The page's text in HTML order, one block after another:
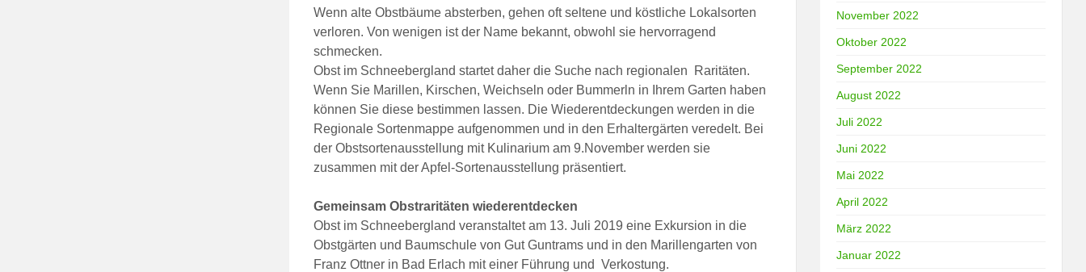
Wenn alte Obstbäume absterben, gehen oft seltene und köstliche Lokalsorten
verloren. Von wenigen ist der Name bekannt, obwohl sie hervorragend
schmecken.
Obst im Schneebergland startet daher die Suche nach regionalen Raritäten.
Wenn Sie Marillen, Kirschen, Weichseln oder Bummerln in Ihrem Garten haben
können Sie diese bestimmen lassen. Die Wiederentdeckungen werden in die
Regionale Sortenmappe aufgenommen und in den Erhaltergärten veredelt. Bei
der Obstsortenausstellung mit Kulinarium am 9.November werden sie
zusammen mit der Apfel-Sortenausstellung präsentiert.
Gemeinsam Obstraritäten wiederentdecken
Obst im Schneebergland veranstaltet am 13. Juli 2019 eine Exkursion in die
Obstgärten und Baumschule von Gut Guntrams und in den Marillengarten von
Franz Ottner in Bad Erlach mit einer Führung und Verkostung.
November 2022
Oktober 2022
September 2022
August 2022
Juli 2022
Juni 2022
Mai 2022
April 2022
März 2022
Januar 2022